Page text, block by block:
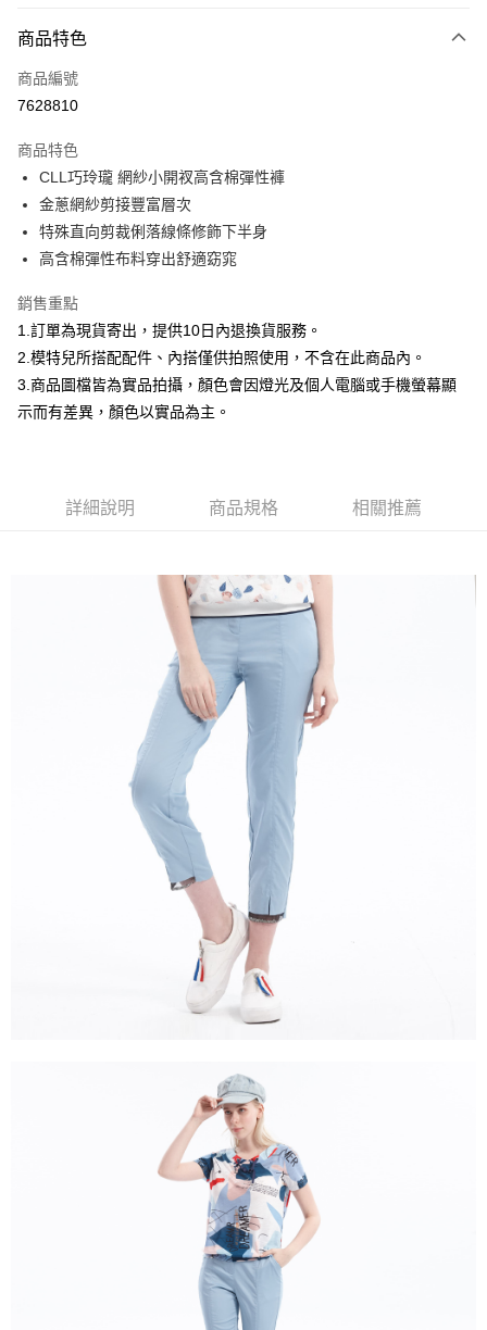
信用卡一次付款
信用卡分期付款
合作金庫商業銀行
華南商業銀行
彰化商業銀行
上海商業儲蓄銀行
國泰世華商業銀行
兆豐國際商業銀行
臺灣中小企業銀行
聯邦商業銀行
元大商業銀行
永豐商業銀行
台新國際商業銀行
中國信託商業銀行
台灣樂天信用卡公司
超商取貨付款
LINE Pay
Apple Pay
悠遊付
Google Pay
大哥付你分期
2.付款方式選擇「大哥付你分期」，訂單成立後會自動跳轉到大哥付的交易
流程，驗證手機門號後，選擇欲分期的期數、繳款截止日，確認付款後即完
4.訂單成立30分鐘內，如未前往確認交易或遇審核未通過，訂單將自動取
消。如遇「轉專審核」未通過狀況，表示未達大哥付你分期系統評分，恕無
1.分期款項不併入電信帳單，「大哥付你分期」於每月結算日後寄送繳費提
2.透過簡訊連結打開帳單後，可選擇「超商條碼／台灣大直營門市／銀行轉
帳／街口支付／iPASS MONEY」等通路繳費。
1.本服務係由「台灣大哥大股份有限公司」（以下簡稱本公司）所提供，讓
用戶於交易時，得透過本服務購買商品或服務，並由商店將買賣／分期付款
買賣價金債權讓與本公司後，依約使用本公司帳單繳交帳款。
2.基於同意付款使用「大哥付你分期」之契約關係目的，商店將以您的個人
資料（包含姓名、電話或地址）提供予台灣大哥大進項蒐集、處理及利用，
由本公司與您本人進行分期帳單所需資料之確認、核對及更正。
3.完整用戶服務條款，請詳閱以下連結：
https://oppay.tw/userRule
相關說明
１．簡單：不需註冊會員、不需綁卡、不需儲值。
２．便利：只要手機號碼，簡訊認證，即可結帳。
３．安心：先確認商品／服務後，再付款。
【「AFTEE先享後付」結帳流程】
１．於結帳方式選擇「AFTEE先享後付」後，將跳轉至「AFTEE先享後付」
結帳頁面，進行簡訊認證並確認金額後，即可完成結帳。
２．訂單成立數日內，您將收到繳費通知簡訊。
３．收到繳費通知簡訊後14天內，點擊此簡訊中的連結，可透過四大超商／
ATM／網路銀行／等多元方式進行付款，方視為交易完成。
※ 請注意：結帳手續完成當下不需立刻繳費，但若您需要取消訂單，請聯絡
購買商品的店家。未經商家同意取消之訂單仍視為有效，需透過AFTEE先享
後付繳納相關費用。
※ 交易是否成功請以「AFTEE先享後付 」之結帳頁面顯示為準，若有關於
是否繳費成功／繳費後需取消欲退款等相關疑問，請聯繫「AFTEE先享後付
https://netprotections.freshdesk.com/support/home
１．透過由恩沛科技股份有限公司提供之「AFTEE先享後付」服務完成之交
易，需依本服務之必要範圍內提供個人資料，並將交易相關給付款項請求債
權轉讓予恩沛科技股份有限公司。
２．關於個人資料處理事宜，請瀏覽以下網址：
https://aftee.tw/terms/#terms3
４．使用「AFTEE先享後付」時，將依據個別帳號之用戶狀況，依本公司即
時審查核予不同之上限額度；若仍有額度不足之情形，本公司將視審查結果
５．嚴禁一人註冊多個帳號或使用他人資訊註冊。若發現惡意使用之情形，
恩沛科技股份有限公司將有權停止該用戶之使用額度並採取法律行動。
每筆NT$120，滿NT$2,000(含以上)免運費
每筆NT$120，滿NT$2,000(含以上)免運費
每筆NT$120，滿NT$2,000(含以上)免運費
商品特色
商品編號
7628810
商品特色
CLL巧玲瓏 網紗小開衩高含棉彈性褲
金蔥網紗剪接豐富層次
特殊直向剪裁俐落線條修飾下半身
高含棉彈性布料穿出舒適窈窕
銷售重點
1.訂單為現貨寄出，提供10日內退換貨服務。
2.模特兒所搭配配件、內搭僅供拍照使用，不含在此商品內。
3.商品圖檔皆為實品拍攝，顏色會因燈光及個人電腦或手機螢幕顯
示而有差異，顏色以實品為主。
詳細說明 商品規格 相關推薦